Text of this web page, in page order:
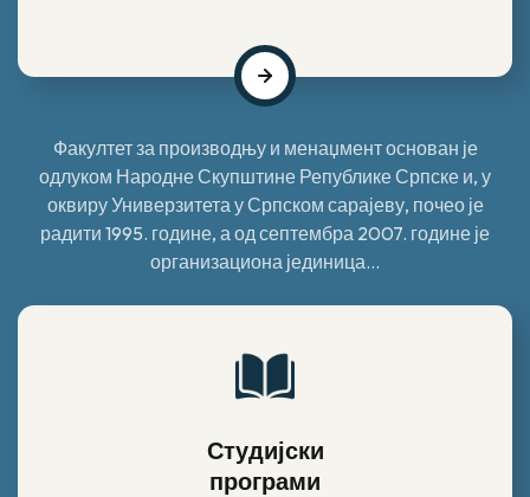
Факултет за производњу и менаџмент основан је
одлуком Народне Скупштине Републике Српске и, у
оквиру Универзитета у Српском сарајеву, почео је
радити 1995. године, а од септембра 2007. године је
организациона јединица...
Студијски
програми